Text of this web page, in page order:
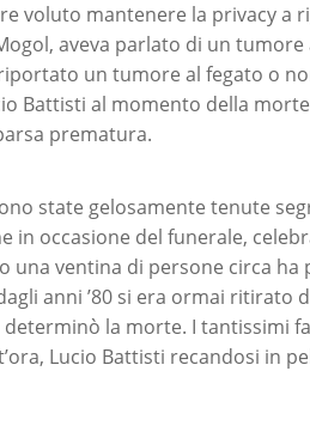
voluto mantenere la privacy a
aveva parlato di un
un tumore al fegato o
Battisti al momento della
prematura.
state gelosamente tenute
in occasione del funerale,
una ventina di persone circa
anni ’80 si era ormai ritirato
la morte. I tantissimi
Lucio Battisti recandosi in